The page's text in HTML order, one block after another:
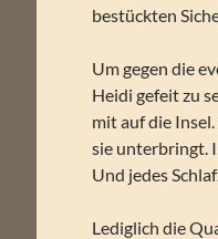
bestückten
Um gegen die
Heidi gefeit zu
mit auf die
sie unterbringt.
Und jedes
Lediglich die